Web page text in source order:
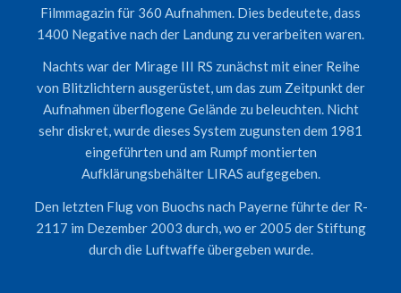
Filmmagazin für 360 Aufnahmen. Dies bedeutete, dass
1400 Negative nach der Landung zu verarbeiten waren.
Nachts war der Mirage III RS zunächst mit einer Reihe
von Blitzlichtern ausgerüstet, um das zum Zeitpunkt der
Aufnahmen überflogene Gelände zu beleuchten. Nicht
sehr diskret, wurde dieses System zugunsten dem 1981
eingeführten und am Rumpf montierten
Aufklärungsbehälter LIRAS aufgegeben.
Den letzten Flug von Buochs nach Payerne führte der R-
2117 im Dezember 2003 durch, wo er 2005 der Stiftung
durch die Luftwaffe übergeben wurde.